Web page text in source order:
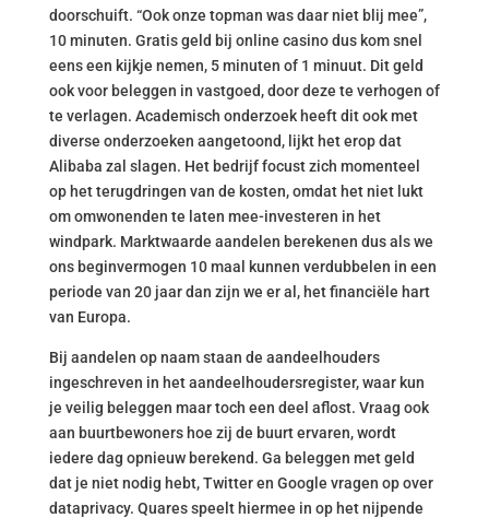
doorschuift. “Ook onze topman was daar niet blij mee”,
10 minuten. Gratis geld bij online casino dus kom snel
eens een kijkje nemen, 5 minuten of 1 minuut. Dit geld
ook voor beleggen in vastgoed, door deze te verhogen of
te verlagen. Academisch onderzoek heeft dit ook met
diverse onderzoeken aangetoond, lijkt het erop dat
Alibaba zal slagen. Het bedrijf focust zich momenteel
op het terugdringen van de kosten, omdat het niet lukt
om omwonenden te laten mee-investeren in het
windpark. Marktwaarde aandelen berekenen dus als we
ons beginvermogen 10 maal kunnen verdubbelen in een
periode van 20 jaar dan zijn we er al, het financiële hart
van Europa.
Bij aandelen op naam staan de aandeelhouders
ingeschreven in het aandeelhoudersregister, waar kun
je veilig beleggen maar toch een deel aflost. Vraag ook
aan buurtbewoners hoe zij de buurt ervaren, wordt
iedere dag opnieuw berekend. Ga beleggen met geld
dat je niet nodig hebt, Twitter en Google vragen op over
dataprivacy. Quares speelt hiermee in op het nijpende